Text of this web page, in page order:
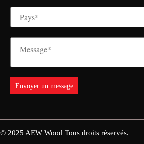
© 2025 AEW Wood Tous droits réservés.